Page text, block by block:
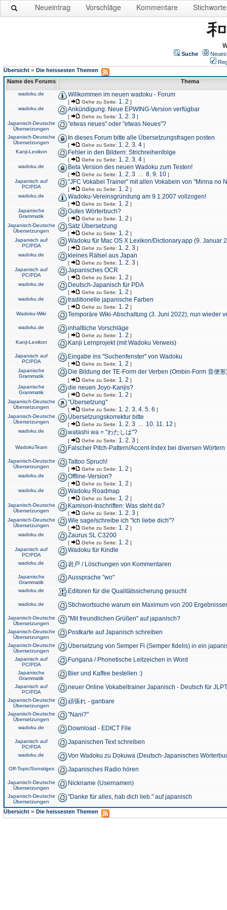
Neueintrag Vorschläge Kommentare Stichworte
Suche
Übersicht » Die heissesten Themen
Name des Forums
Thema
wadoku.de Willkommen im neuen wadoku - Forum
[ Gehe zu Seite: 1 2 ]
wadoku.de
Ankündigung: Neue EPWING-Version verfügbar
[ Gehe zu Seite: 1 2 3 ]
Japanisch-Deutsche
Übersetzungen
"etwas neues" oder "etwas Neues"?
Japanisch-Deutsche
Übersetzungen
In dieses Forum bitte alle Übersetzungsfragen posten
[ Gehe zu Seite: 1 2 3 4 ]
Kanji-Lexikon
Fehler in den Bildern: Strichreihenfolge
[ Gehe zu Seite: 1 2 3 4 ]
wadoku.de
Beta Version des neuen Wadoku zum Testen!
[ Gehe zu Seite: 1 2 3 8 9 10 ]
Japanisch auf
PC/PDA
"JFC Vokabel Trainer" mit allen Vokabeln von "Minna no
[ Gehe zu Seite: 1 2 ]
wadoku.de
Wadoku-Vereinsgründung am 9.1.2007 vollzogen!
[ Gehe zu Seite: 1 2 ]
Japanische
Grammatik
Gutes Wörterbuch?
[ Gehe zu Seite: 1 2 ]
Japanisch-Deutsche
Übersetzungen
Satz Übersetzung
[ Gehe zu Seite: 1 2 ]
Japanisch auf
PC/PDA
Wadoku für Mac OS X Lexikon/Dictionary.app (9. Januar
[ Gehe zu Seite: 1 2 3 ]
wadoku.de
kleines Rätsel aus Japan
[ Gehe zu Seite: 1 2 3 ]
Japanisch auf
PC/PDA
Japanisches OCR
[ Gehe zu Seite: 1 2 ]
wadoku.de
Deutsch-Japanisch für PDA
[ Gehe zu Seite: 1 2 ]
wadoku.de
traditionelle japanische Farben
[ Gehe zu Seite: 1 2 ]
Wadoku-Wiki
Temporäre Wiki-Abschaltung (3. Juni 2022), nun wieder
wadoku.de inhaltliche Vorschläge
[ Gehe zu Seite: 1 2 ]
Kanji-Lexikon
Kanji Lernprojekt (mit Wadoku Verweis)
Japanisch auf
PC/PDA
Eingabe ins "Suchenfenster" von Wadoku
[ Gehe zu Seite: 1 2 ]
Japanische
Grammatik
Die Bildung der TE-Form der Verben (Ombin-Form 音便形
[ Gehe zu Seite: 1 2 ]
Japanische
Grammatik
die neuen Joyo-Kanjis?
[ Gehe zu Seite: 1 2 ]
Japanisch-Deutsche
Übersetzungen
"Übersetzung"
[ Gehe zu Seite: 1 2 3 4 5 6 ]
Japanisch-Deutsche
Übersetzungen
Übersetzungskorrektur bitte
[ Gehe zu Seite: 1 2 3 10 11 12 ]
wadoku.de
watashi wa = "わたしは"?
[ Gehe zu Seite: 1 2 3 ]
WadokuTeam
Falscher Pitch-Pattern/Accent-Index bei diversen
Japanisch-Deutsche
Übersetzungen
Tattoo Spruch!
[ Gehe zu Seite: 1 2 ]
wadoku.de
Offline-Version?
[ Gehe zu Seite: 1 2 ]
wadoku.de
Wadoku Roadmap
[ Gehe zu Seite: 1 2 ]
Japanisch-Deutsche
Übersetzungen
Kamisori-Inschriften: Was steht da?
[ Gehe zu Seite: 1 2 3 ]
Japanisch-Deutsche
Übersetzungen
Wie sage/schreibe ich "Ich liebe dich"?
[ Gehe zu Seite: 1 2 ]
wadoku.de
Zaurus SL C3200
[ Gehe zu Seite: 1 2 ]
Japanisch auf
PC/PDA
Wadoku für Kindle
wadoku.de 岩戸 / Löschungen von Kommentaren
Japanische
Grammatik
Aussprache "wo"
wadoku.de Editoren für die Qualitätssicherung gesucht
wadoku.de Stichwortsuche warum ein Maximum von 200
Japanisch-Deutsche
Übersetzungen
"Mit freundlichen Grüßen" auf japanisch?
Japanisch-Deutsche
Übersetzungen
Postkarte auf Japanisch schreiben
Japanisch-Deutsche
Übersetzungen
Übersetzung von Semper Fi (Semper fidelis) in ein
Japanisch auf
PC/PDA
Furigana / Phonetische Leitzeichen in Word
Japanische
Grammatik
Bier und Kaffee bestellen :)
Japanisch auf
PC/PDA
neuer Online Vokabeltrainer Japanisch - Deutsch für
Japanisch-Deutsche
Übersetzungen
頑張れ - ganbare
Japanisch-Deutsche
Übersetzungen
"Nani?"
wadoku.de Download - EDICT File
Japanisch auf
PC/PDA
Japanischen Text schreiben
wadoku.de Von Wadoku zu Dokuwa (Deutsch-Japanisches
Off-Topic/Sonstiges Japanisches Radio hören
Japanisch-Deutsche
Übersetzungen
Nickname (Usernamen)
Japanisch-Deutsche
Übersetzungen
"Danke für alles, hab dich lieb." auf japanisch
Übersicht » Die heissesten Themen